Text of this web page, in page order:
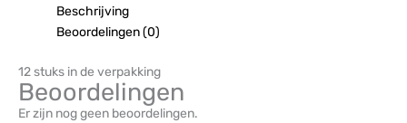
Beschrijving
Beoordelingen (0)
12 stuks in de verpakking
Beoordelingen
Er zijn nog geen beoordelingen.